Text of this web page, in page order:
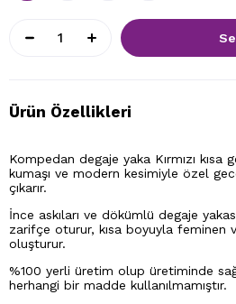
Ürün Özellikleri
Kompedan degaje yaka Kırmızı kısa
kumaşı ve modern kesimiyle özel
çıkarır.
İnce askıları ve dökümlü degaje
zarifçe oturur, kısa boyuyla feminen
oluşturur.
%100 yerli üretim olup üretiminde
herhangi bir madde kullanılmamıştır.